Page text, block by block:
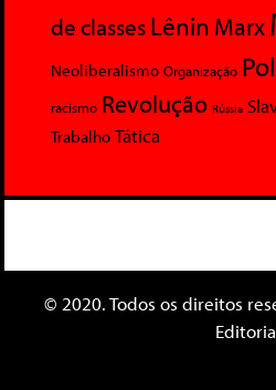
de classesLênin Marx
Neoliberalismo Organização
racismo Revolução Rússia
Trabalho Tática
© 2020. Todos os direitos